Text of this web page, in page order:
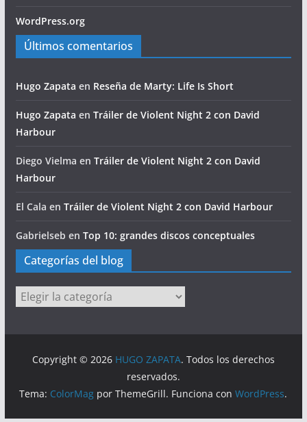
WordPress.org
Últimos comentarios
Hugo Zapata en Reseña de Marty: Life Is Short
Hugo Zapata en Tráiler de Violent Night 2 con David
Harbour
Diego Vielma en Tráiler de Violent Night 2 con David
Harbour
El Cala en Tráiler de Violent Night 2 con David Harbour
Gabrielseb en Top 10: grandes discos conceptuales
Categorías del blog
Categorías
Copyright © 2026 HUGO ZAPATA. Todos los derechos
reservados.
Tema: ColorMag por ThemeGrill. Funciona conWordPress.